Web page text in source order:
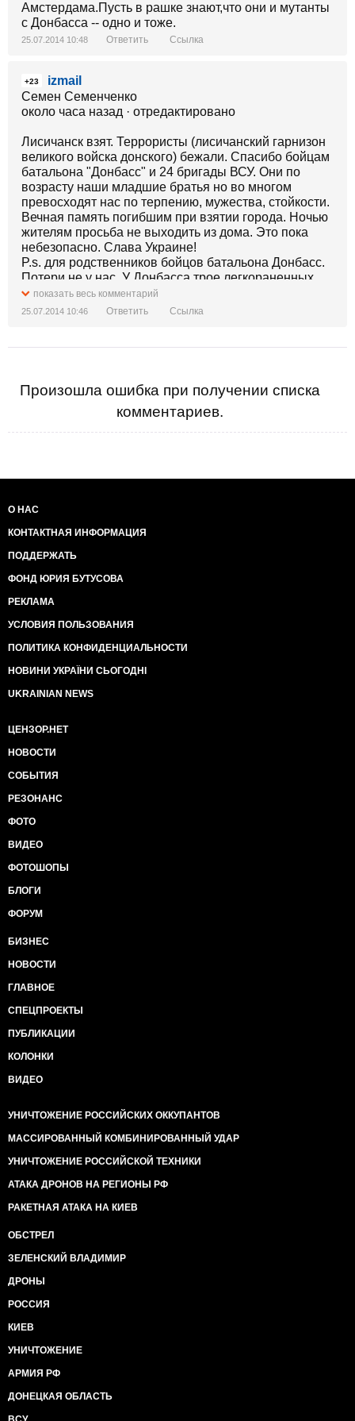
Амстердама.Пусть в рашке знают,что они и мутанты
с Донбасса -- одно и тоже.
25.07.2014 10:48 Ответить Ссылка
+23
izmail
Семен Семенченко
около часа назад · отредактировано
Лисичанск взят. Террористы (лисичанский гарнизон
великого войска донского) бежали. Спасибо бойцам
батальона "Донбасс" и 24 бригады ВСУ. Они по
возрасту наши младшие братья но во многом
превосходят нас по терпению, мужества, стойкости.
Вечная память погибшим при взятии города. Ночью
жителям просьба не выходить из дома. Это пока
небезопасно. Слава Украине!
P.s. для родственников бойцов батальона Донбасс.
Потери не у нас. У Донбасса трое легкораненных.
По погибшим братьям с другой части напишу позже,
с фотографиями. Герои не умирают...
показать весь комментарий
25.07.2014 10:46 Ответить Ссылка
Произошла ошибка при получении списка
комментариев.
О НАС
КОНТАКТНАЯ ИНФОРМАЦИЯ
ПОДДЕРЖАТЬ
ФОНД ЮРИЯ БУТУСОВА
РЕКЛАМА
УСЛОВИЯ ПОЛЬЗОВАНИЯ
ПОЛИТИКА КОНФИДЕНЦИАЛЬНОСТИ
НОВИНИ УКРАЇНИ СЬОГОДНІ
UKRAINIAN NEWS
ЦЕНЗОР.НЕТ
НОВОСТИ
СОБЫТИЯ
РЕЗОНАНС
ФОТО
ВИДЕО
ФОТОШОПЫ
БЛОГИ
ФОРУМ
БИЗНЕС
НОВОСТИ
ГЛАВНОЕ
СПЕЦПРОЕКТЫ
ПУБЛИКАЦИИ
КОЛОНКИ
ВИДЕО
УНИЧТОЖЕНИЕ РОССИЙСКИХ ОККУПАНТОВ
МАССИРОВАННЫЙ КОМБИНИРОВАННЫЙ УДАР
УНИЧТОЖЕНИЕ РОССИЙСКОЙ ТЕХНИКИ
АТАКА ДРОНОВ НА РЕГИОНЫ РФ
РАКЕТНАЯ АТАКА НА КИЕВ
ОБСТРЕЛ
ЗЕЛЕНСКИЙ ВЛАДИМИР
ДРОНЫ
РОССИЯ
КИЕВ
УНИЧТОЖЕНИЕ
АРМИЯ РФ
ДОНЕЦКАЯ ОБЛАСТЬ